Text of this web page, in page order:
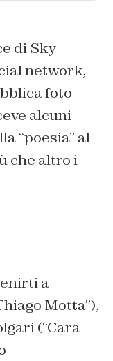
di Sky
network,
foto
alcuni
“poesia” al
che altro i
a
Motta”),
(“Cara